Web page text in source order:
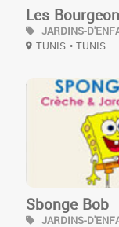
Les
JARDINS-
TUNIS • TUNIS
Sbonge Bob
JARDINS-